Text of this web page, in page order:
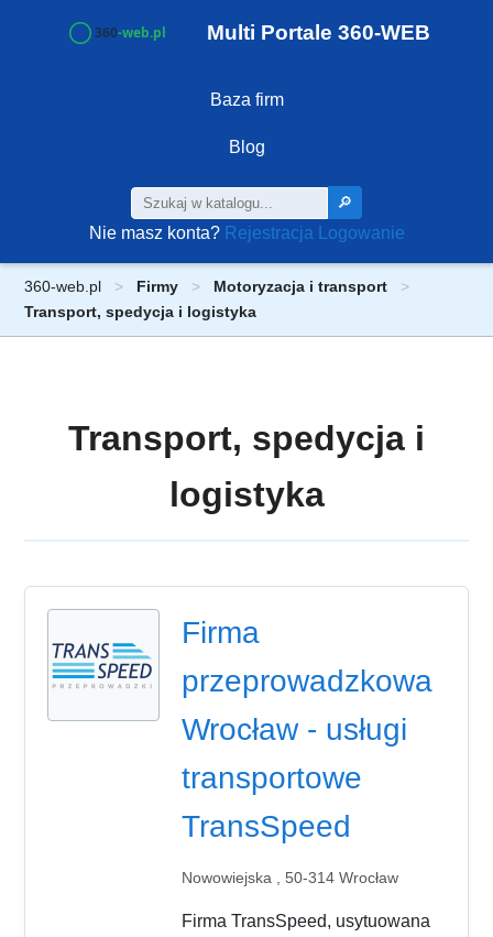
Multi Portale 360-WEB
Baza firm
Blog
🔎
Nie masz konta? Rejestracja Logowanie
360-web.pl Firmy
Motoryzacja i transport
Transport, spedycja i logistyka
Transport, spedycja i
logistyka
Firma
przeprowadzkowa
Wrocław - usługi
transportowe
TransSpeed
Nowowiejska , 50-314 Wrocław
Firma TransSpeed, usytuowana